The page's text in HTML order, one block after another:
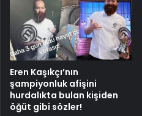
Eren Kaşıkçı’nın
şampiyonluk afişini
hurdalıkta bulan kişiden
öğüt gibi sözler!